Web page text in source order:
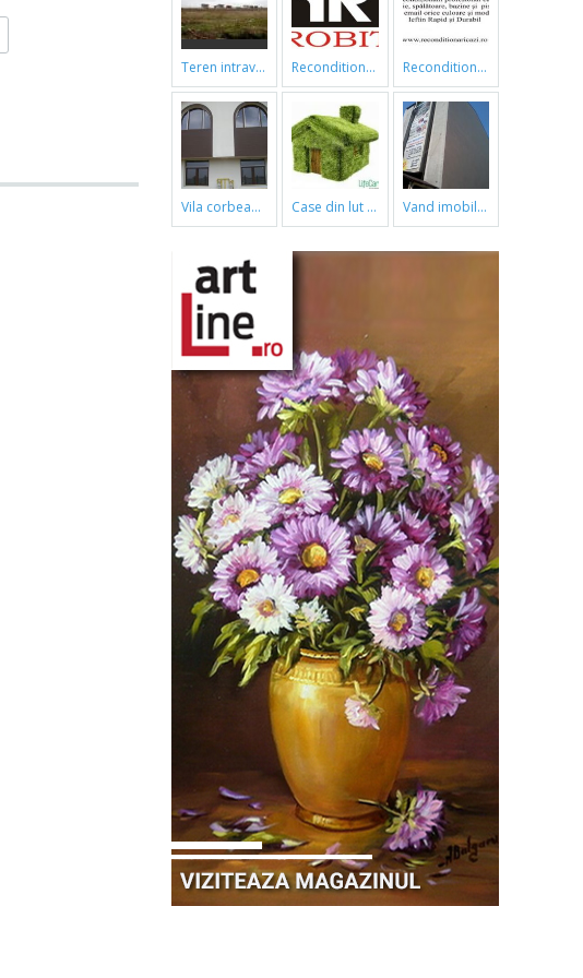
teren intravilan reconditionari cazi de baie reconditionari cazi de baie
vila corbeanca case din lut si paie vand imobil ,790m,piata gorjului,pret negociabil